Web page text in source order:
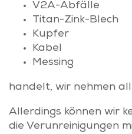
V2A-Abfälle
Titan-Zink-Blech
Kupfer
Kabel
Messing
handelt, wir nehmen
Allerdings können wir
die Verunreinigungen